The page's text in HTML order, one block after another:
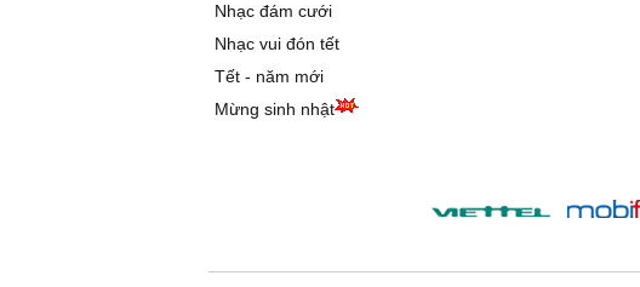
Nhạc đám cưới
Nhạc vui đón tết
Tết - năm mới
Mừng sinh nhật